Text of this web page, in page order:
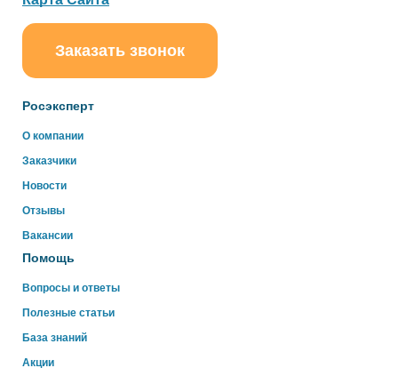
Росэксперт
О компании
Заказчики
Новости
Отзывы
Вакансии
Помощь
Вопросы и ответы
Полезные статьи
База знаний
Акции
Заказать звонок